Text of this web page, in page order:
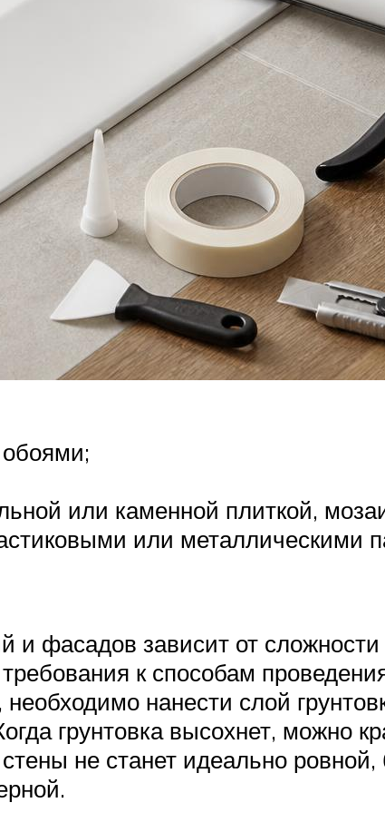
обоями;
или каменной плиткой,
или металлическими
фасадов зависит от
к способам
необходимо нанести слой
грунтовка высохнет, можно
не станет идеально ровной,